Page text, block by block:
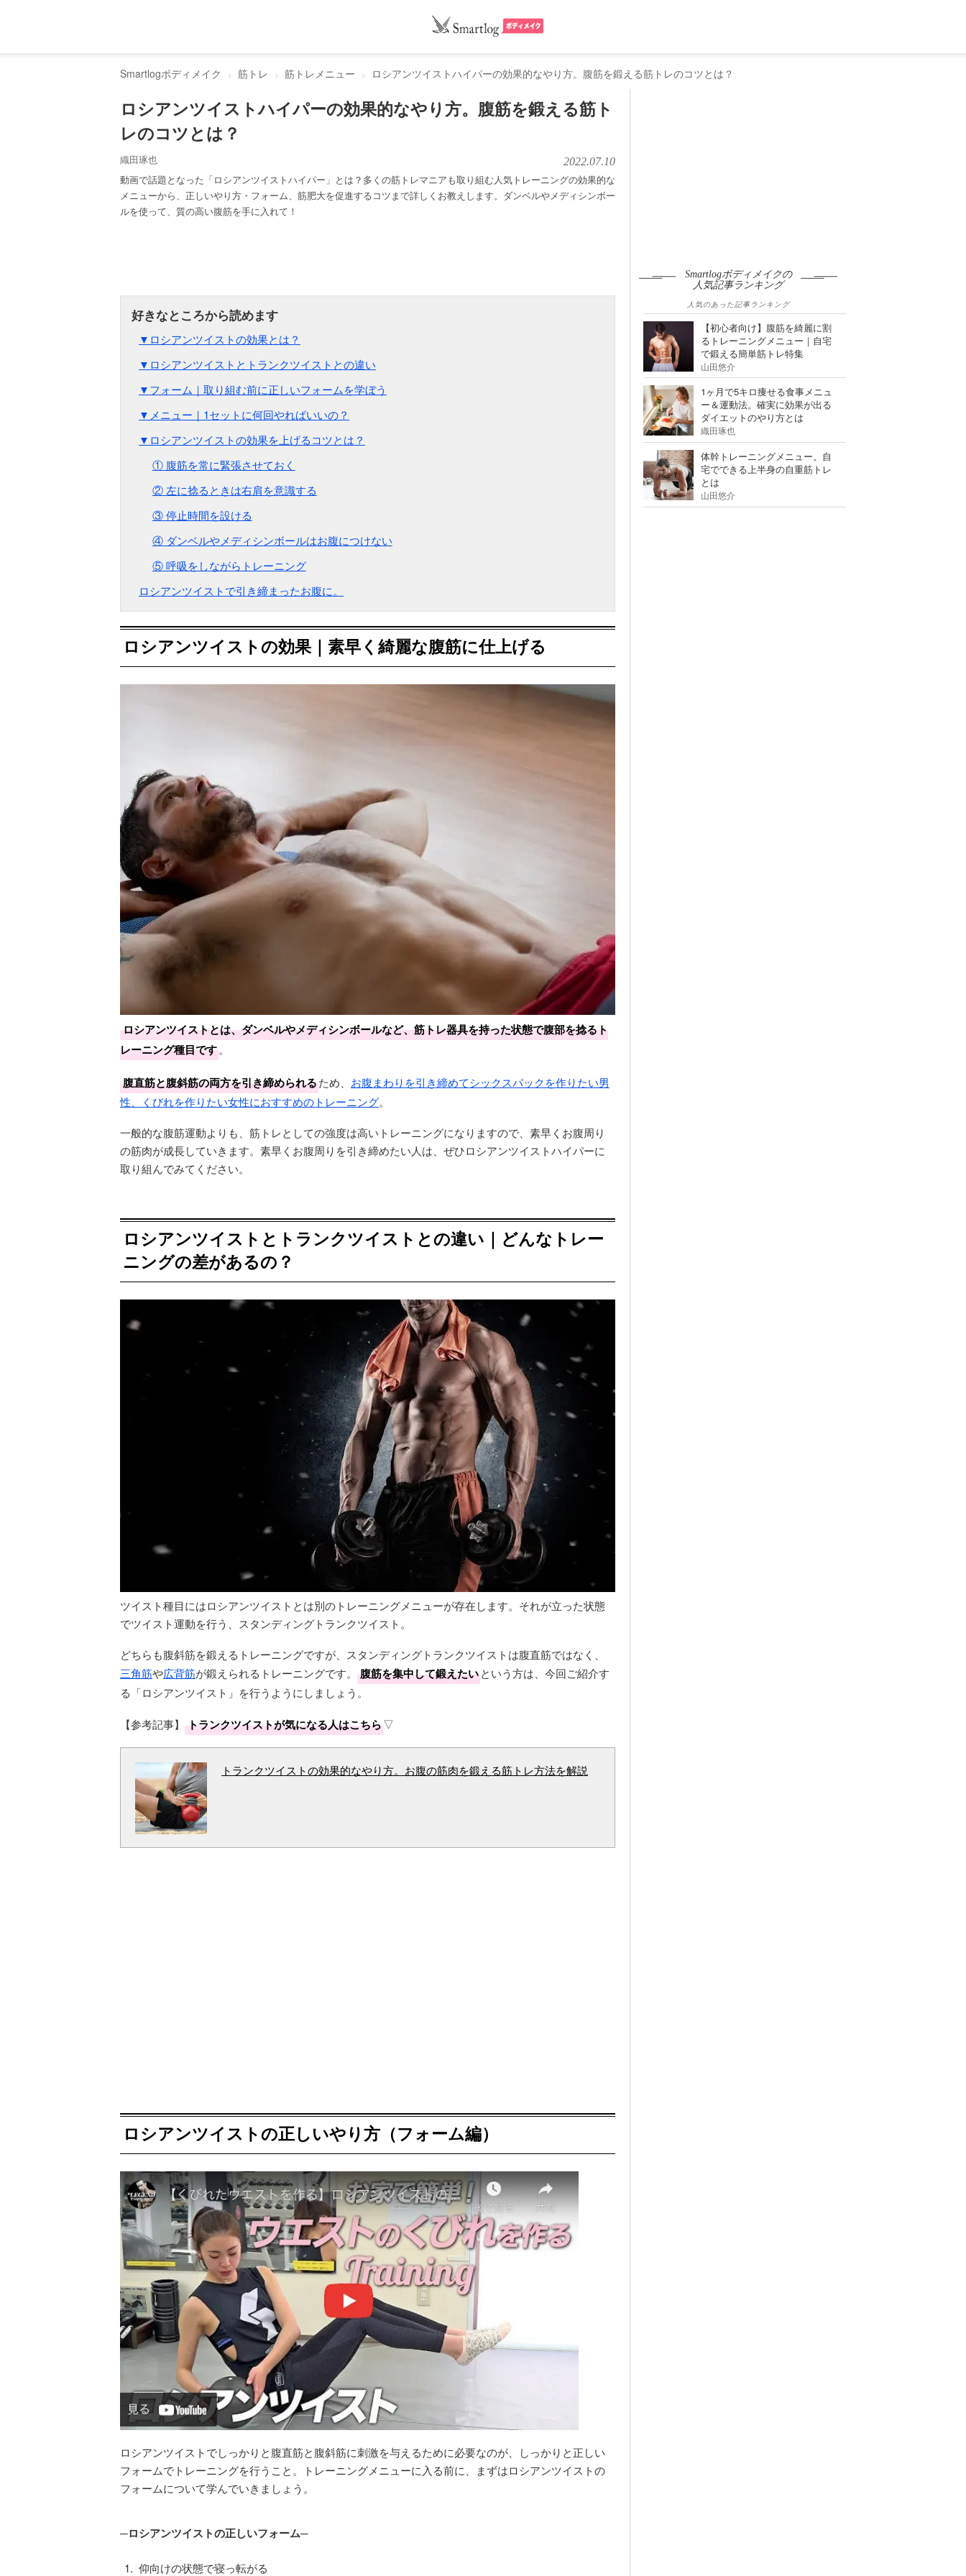
Smartlogボディメイク 筋トレ 筋トレメニュー ロシアンツイストハイパーの効果的なやり方。腹筋を鍛える筋トレのコツとは？
ロシアンツイストハイパーの効果的なやり方。腹筋を鍛える筋ト
レのコツとは？
織田琢也 2022.07.10
動画で話題となった「ロシアンツイストハイパー」とは？多くの筋トレマニアも取り組む人気トレーニングの効果的な
メニューから、正しいやり方・フォーム、筋肥大を促進するコツまで詳しくお教えします。ダンベルやメディシンボー
ルを使って、質の高い腹筋を手に入れて！
▼ロシアンツイストの効果とは？
▼ロシアンツイストとトランクツイストとの違い
▼フォーム｜取り組む前に正しいフォームを学ぼう
▼メニュー｜1セットに何回やればいいの？
▼ロシアンツイストの効果を上げるコツとは？
① 腹筋を常に緊張させておく
② 左に捻るときは右肩を意識する
③ 停止時間を設ける
④ ダンベルやメディシンボールはお腹につけない
⑤ 呼吸をしながらトレーニング
ロシアンツイストで引き締まったお腹に。
ロシアンツイストの効果｜素早く綺麗な腹筋に仕上げる
ロシアンツイストとは、ダンベルやメディシンボールなど、筋トレ器具を持った状態で腹部を捻るト
レーニング種目です。
腹直筋と腹斜筋の両方を引き締められるため、 お腹まわりを引き締めてシックスパックを作りたい男
性、くびれを作りたい女性におすすめのトレーニング。
一般的な腹筋運動よりも、筋トレとしての強度は高いトレーニングになりますので、素早くお腹周り
の筋肉が成長していきます。素早くお腹周りを引き締めたい人は、ぜひロシアンツイストハイパーに
取り組んでみてください。
ロシアンツイストとトランクツイストとの違い｜どんなトレー
ニングの差があるの？
ツイスト種目にはロシアンツイストとは別のトレーニングメニューが存在します。それが立った状態
でツイスト運動を行う、スタンディングトランクツイスト。
どちらも腹斜筋を鍛えるトレーニングですが、スタンディングトランクツイストは腹直筋ではなく、
三角筋や広背筋が鍛えられるトレーニングです。 腹筋を集中して鍛えたいという方は、今回ご紹介す
る「ロシアンツイスト」を行うようにしましょう。
【参考記事】 トランクツイストが気になる人はこちら▽
トランクツイストの効果的なやり方。お腹の筋肉を鍛える筋トレ方法を解説
ロシアンツイストの正しいやり方（フォーム編）
ロシアンツイストでしっかりと腹直筋と腹斜筋に刺激を与えるために必要なのが、しっかりと正しい
フォームでトレーニングを行うこと。トレーニングメニューに入る前に、まずはロシアンツイストの
フォームについて学んでいきましょう。
─ロシアンツイストの正しいフォーム─
仰向けの状態で寝っ転がる
Smartlogボディメイクの
人気記事ランキング
人気のあった記事ランキング
【初心者向け】腹筋を綺麗に割
るトレーニングメニュー｜自宅
で鍛える簡単筋トレ特集
山田悠介
1ヶ月で5キロ痩せる食事メニュ
ー＆運動法。確実に効果が出る
ダイエットのやり方とは
織田琢也
体幹トレーニングメニュー。自
宅でできる上半身の自重筋トレ
とは
山田悠介